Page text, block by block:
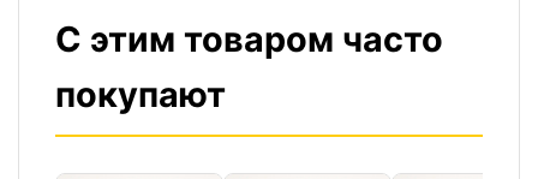
С этим товаром часто
покупают